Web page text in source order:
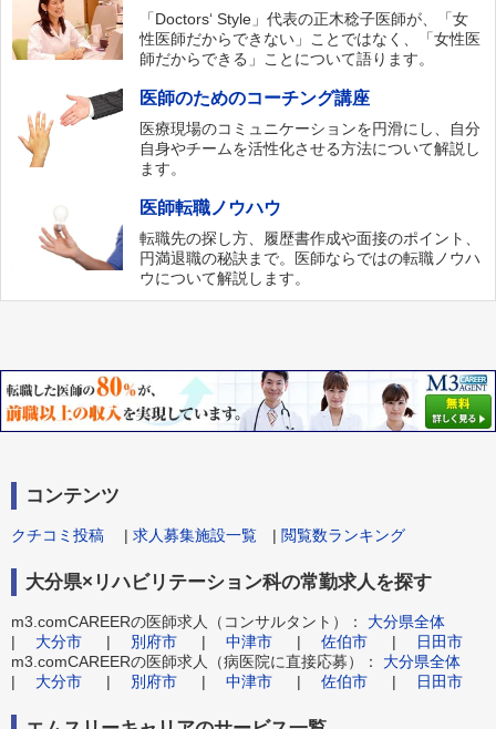
「Doctors‘ Style」代表の正木稔子医師が、「女
性医師だからできない」ことではなく、「女性医
師だからできる」ことについて語ります。
医師のためのコーチング講座
医療現場のコミュニケーションを円滑にし、自分
自身やチームを活性化させる方法について解説し
ます。
医師転職ノウハウ
転職先の探し方、履歴書作成や面接のポイント、
円満退職の秘訣まで。医師ならではの転職ノウハ
ウについて解説します。
コンテンツ
クチコミ投稿 | 求人募集施設一覧 | 閲覧数ランキング
大分県×リハビリテーション科の常勤求人を探す
m3.comCAREERの医師求人（コンサルタント）： 大分県全体
| 大分市 | 別府市 | 中津市 | 佐伯市 |
日田市
m3.comCAREERの医師求人（病医院に直接応募）： 大分県全体
| 大分市 | 別府市 | 中津市 | 佐伯市 | 日田市